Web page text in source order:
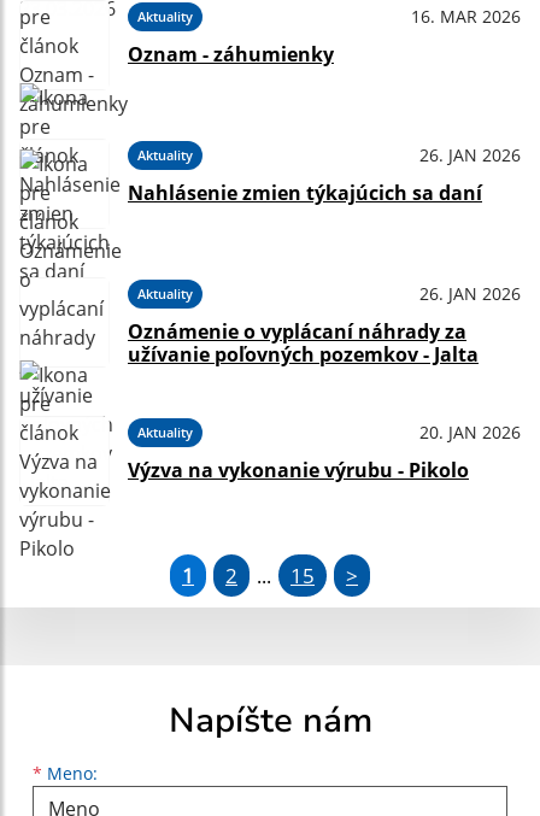
Aktuality 16. MAR 2026
Oznam - záhumienky
Aktuality 26. JAN 2026
Nahlásenie zmien týkajúcich sa daní
Aktuality 26. JAN 2026
Oznámenie o vyplácaní náhrady za
užívanie poľovných pozemkov - Jalta
Aktuality 20. JAN 2026
Výzva na vykonanie výrubu - Pikolo
1 2 ... 15 >
Napíšte nám
* Meno:
Meno
Priezvisko
E-mailová adresa